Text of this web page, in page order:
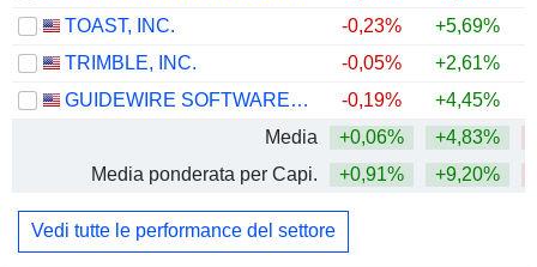
TOAST, INC.
-0,23% +5,69%
TRIMBLE, INC.
-0,05% +2,61%
GUIDEWIRE SOFTWARE, INC.
-0,19% +4,45%
Media
+0,06% +4,83%
Media ponderata per Capi.
+0,91% +9,20%
Vedi tutte le performance del settore